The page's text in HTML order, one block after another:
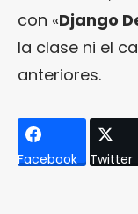
con «Django
la clase ni el
anteriores.
Facebook Twitter